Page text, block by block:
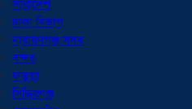
সারাদেশ
ঢাকা বিভাগ
নারায়ণগঞ্জ সদর
বন্দর
ফতুল্লা
সিদ্ধিরগঞ্জ